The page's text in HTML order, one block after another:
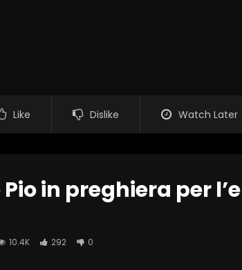
Like Dislike Watch Later
in preghiera per
10.4K 292 0